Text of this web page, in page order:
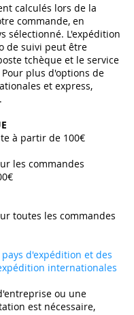
calculés lors de la
commande, en
sélectionné. L'expédition
de suivi peut être
tchèque et le service
plus d'options de
et express,
à partir de 100€
les commandes
toutes les commandes
d'expédition et des
internationales
ou une
est nécessaire,